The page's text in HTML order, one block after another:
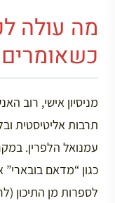
מה עולה
מניסיון אישי, רוב
תרבות אליטיסטית
עמנואל הלפרין.
כגון “מדאם בובארי”
לספרות מן התיכון